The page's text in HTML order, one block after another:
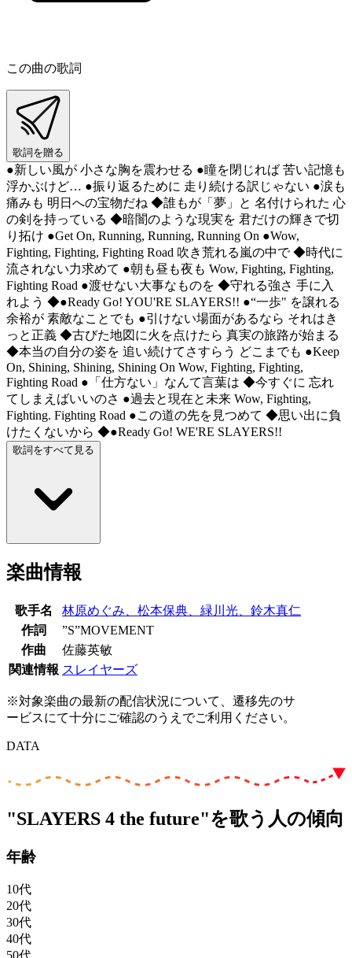
この曲の歌詞
歌詞を贈る
●新しい風が 小さな胸を震わせる ●瞳を閉じれば 苦い記憶も
浮かぶけど… ●振り返るために 走り続ける訳じゃない ●涙も
痛みも 明日への宝物だね ◆誰もが「夢」と 名付けられた 心
の剣を持っている ◆暗闇のような現実を 君だけの輝きで切
り拓け ●Get On, Running, Running, Running On ●Wow,
Fighting, Fighting, Fighting Road 吹き荒れる嵐の中で ◆時代に
流されない力求めて ●朝も昼も夜も Wow, Fighting, Fighting,
Fighting Road ●渡せない大事なものを ◆守れる強さ 手に入
れよう ◆●Ready Go! YOU'RE SLAYERS!! ●“一歩" を譲れる
余裕が 素敵なことでも ●引けない場面があるなら それはき
っと正義 ◆古びた地図に火を点けたら 真実の旅路が始まる
◆本当の自分の姿を 追い続けてさすらう どこまでも ●Keep
On, Shining, Shining, Shining On Wow, Fighting, Fighting,
Fighting Road ●「仕方ない」なんて言葉は ◆今すぐに 忘れ
てしまえばいいのさ ●過去と現在と未来 Wow, Fighting,
Fighting. Fighting Road ●この道の先を見つめて ◆思い出に負
けたくないから ◆●Ready Go! WE'RE SLAYERS!!
歌詞をすべて見る
楽曲情報
歌手名
林原めぐみ、松本保典、緑川光、鈴木真仁
作詞
”S”MOVEMENT
作曲
佐藤英敏
関連情報 スレイヤーズ
※対象楽曲の最新の配信状況について、遷移先のサ
ービスにて十分にご確認のうえでご利用ください。
DATA
"SLAYERS 4 the future"を歌う人の傾向
年齢
10代
20代
30代
40代